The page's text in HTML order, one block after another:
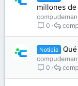
millones
0
Noticia
0